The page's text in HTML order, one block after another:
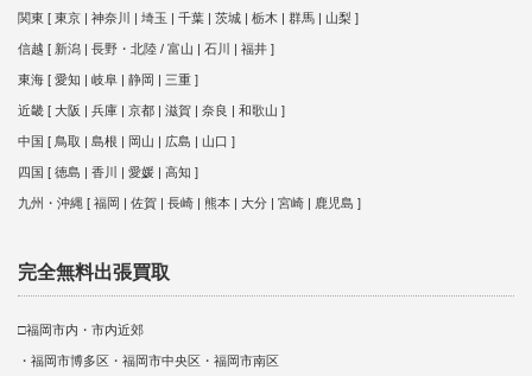
関東 [ 東京 | 神奈川 | 埼玉 | 千葉 | 茨城 | 栃木 | 群馬 | 山梨 ]
信越 [ 新潟 | 長野・北陸 / 富山 | 石川 | 福井 ]
東海 [ 愛知 | 岐阜 | 静岡 | 三重 ]
近畿 [ 大阪 | 兵庫 | 京都 | 滋賀 | 奈良 | 和歌山 ]
中国 [ 鳥取 | 島根 | 岡山 | 広島 | 山口 ]
四国 [ 徳島 | 香川 | 愛媛 | 高知 ]
九州・沖縄 [ 福岡 | 佐賀 | 長崎 | 熊本 | 大分 | 宮崎 | 鹿児島 ]
完全無料出張買取
□福岡市内・市内近郊
・福岡市博多区・福岡市中央区・福岡市南区